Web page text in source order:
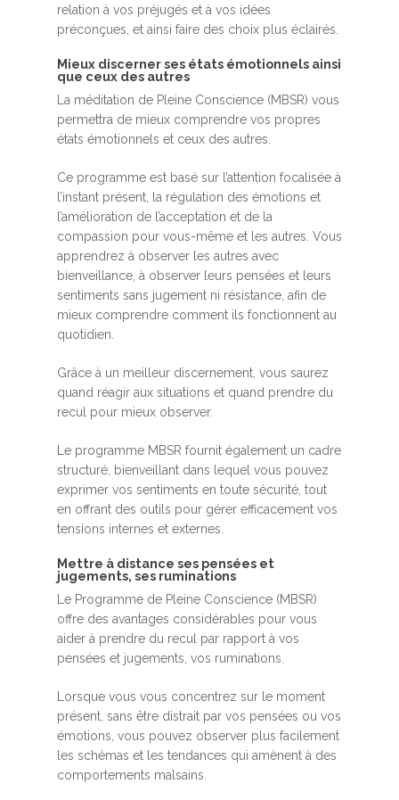
relation à vos préjugés et à vos idées
préconçues, et ainsi faire des choix plus éclairés.
Mieux discerner ses états émotionnels ainsi
que ceux des autres
La méditation de Pleine Conscience (MBSR) vous
permettra de mieux comprendre vos propres
états émotionnels et ceux des autres.
Ce programme est basé sur l’attention focalisée à
l’instant présent, la régulation des émotions et
l’amélioration de l’acceptation et de la
compassion pour vous-même et les autres. Vous
apprendrez à observer les autres avec
bienveillance, à observer leurs pensées et leurs
sentiments sans jugement ni résistance, afin de
mieux comprendre comment ils fonctionnent au
quotidien.
Grâce à un meilleur discernement, vous saurez
quand réagir aux situations et quand prendre du
recul pour mieux observer.
Le programme MBSR fournit également un cadre
structuré, bienveillant dans lequel vous pouvez
exprimer vos sentiments en toute sécurité, tout
en offrant des outils pour gérer efficacement vos
tensions internes et externes.
Mettre à distance ses pensées et
jugements, ses ruminations
Le Programme de Pleine Conscience (MBSR)
offre des avantages considérables pour vous
aider à prendre du recul par rapport à vos
pensées et jugements, vos ruminations.
Lorsque vous vous concentrez sur le moment
présent, sans être distrait par vos pensées ou vos
émotions, vous pouvez observer plus facilement
les schémas et les tendances qui amènent à des
comportements malsains.